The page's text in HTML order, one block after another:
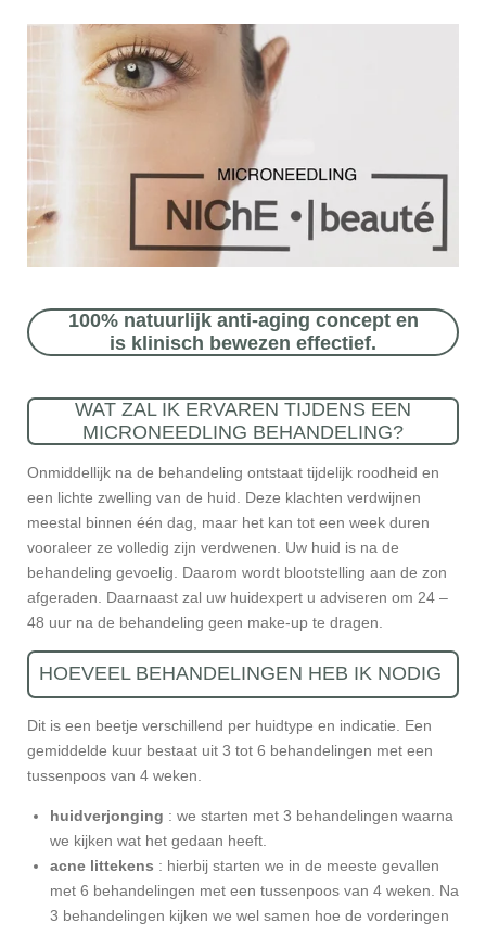
100% natuurlijk anti-aging concept en
is klinisch bewezen effectief.
WAT ZAL IK ERVAREN TIJDENS EEN
MICRONEEDLING BEHANDELING?
Onmiddellijk na de behandeling ontstaat tijdelijk roodheid en
een lichte zwelling van de huid. Deze klachten verdwijnen
meestal binnen één dag, maar het kan tot een week duren
vooraleer ze volledig zijn verdwenen. Uw huid is na de
behandeling gevoelig. Daarom wordt blootstelling aan de zon
afgeraden. Daarnaast zal uw huidexpert u adviseren om 24 –
48 uur na de behandeling geen make-up te dragen.
HOEVEEL BEHANDELINGEN HEB IK NODIG
Dit is een beetje verschillend per huidtype en indicatie. Een
gemiddelde kuur bestaat uit 3 tot 6 behandelingen met een
tussenpoos van 4 weken.
huidverjonging : we starten met 3 behandelingen waarna
we kijken wat het gedaan heeft.
acne littekens : hierbij starten we in de meeste gevallen
met 6 behandelingen met een tussenpoos van 4 weken. Na
3 behandelingen kijken we wel samen hoe de vorderingen